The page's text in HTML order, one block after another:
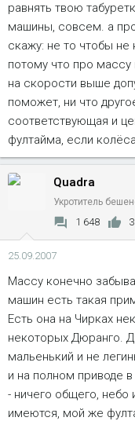
равнять твою
машины, совсем. а
скажу: не то чтобы не
потому что про
на скорости выше
поможет, ни что
соответствующая и
фултайма, если
Quadra
Укротитель
1 648 3
25.09.2007
Массу конечно
машин есть такая
Есть она на Чирках
некоторых Дюранго.
мальенький и не
и на полном приводе
- ничего общего,
имеются, мой же